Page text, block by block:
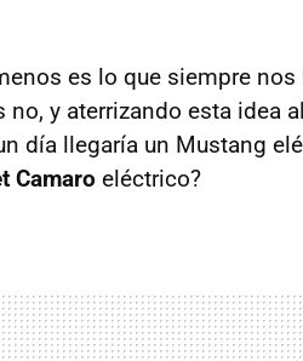
es lo que siempre
y aterrizando esta idea
día llegaría un Mustang
Camaro eléctrico?